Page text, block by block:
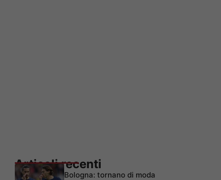
Articoli recenti
Bologna: tornano di moda